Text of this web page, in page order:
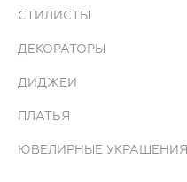
СТИЛИСТЫ
ДЕКОРАТОРЫ
ДИДЖЕИ
ПЛАТЬЯ
ЮВЕЛИРНЫЕ УКРАШЕНИЯ